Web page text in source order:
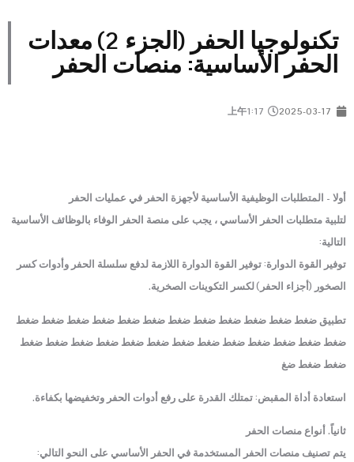
تكنولوجيا الحفر (الجزء 2) معدات
الحفر الأساسية: منصات الحفر
2025-03-17
上午1:17
أولا - المتطلبات الوظيفية الأساسية لأجهزة الحفر في عمليات الحفر
لتلبية متطلبات الحفر الأساسي ، يجب على منصة الحفر الوفاء بالوظائف الأساسية
التالية:
توفير القوة الدوارة: توفير القوة الدوارة اللازمة لدفع سلسلة الحفر وأدوات كسر
الصخور (أجزاء الحفر) لكسر التكوينات الصخرية.
تطبيق ضغط ضغط ضغط ضغط ضغط ضغط ضغط ضغط ضغط ضغط ضغط ضغط
ضغط ضغط ضغط ضغط ضغط ضغط ضغط ضغط ضغط ضغط ضغط ضغط ضغط
ضغط ضغط ضغ
استعادة أداة المقبض: تمتلك القدرة على رفع أدوات الحفر وتخفيضها بكفاءة.
ثانياً. أنواع منصات الحفر
يتم تصنيف منصات الحفر المستخدمة في الحفر الأساسي على النحو التالي: